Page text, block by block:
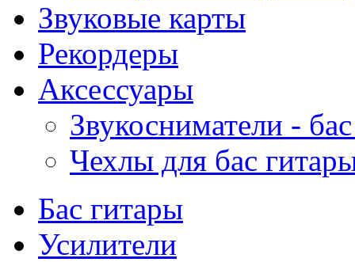
Звуковые карты
Рекордеры
Аксессуары
Звукосниматели -
Чехлы для бас
Бас гитары
Усилители